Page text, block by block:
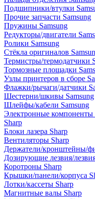
Подшипники/втулки
Прочие запчасти Samsung
Пружины Samsung
Редукторы/двигатели
Ролики Samsung
Стёкла оригиналов
Термистры/термодатчики
Тормозные площадки
Узлы принтеров в сборе
Флажки/рычаги/датчики
Шестерни/шкивы Samsung
Шлейфы/кабели Samsung
Электронные компоненты
Sharp
Блоки лазера Sharp
Вентиляторы Sharp
Держатели/кронштейны/
Дозирующие лезвия/
Коротроны Sharp
Крышки/панели/корпуса
Лотки/кассеты Sharp
Магнитные валы Sharp